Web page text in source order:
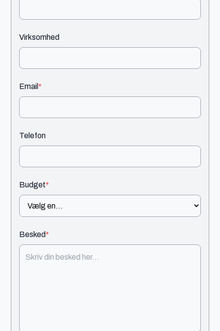
Virksomhed
Email*
Telefon
Budget*
Besked*